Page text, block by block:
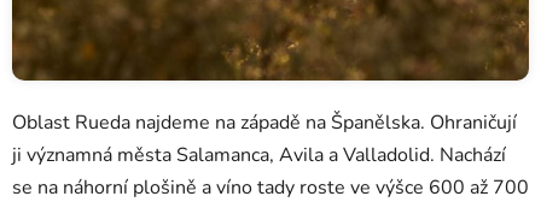
Oblast Rueda najdeme na západě na Španělska. Ohraničují
ji významná města Salamanca, Avila a Valladolid. Nachází
se na náhorní plošině a víno tady roste ve výšce 600 až 700